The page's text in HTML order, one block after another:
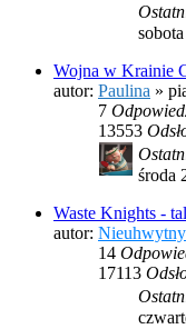
Wojna w Krainie
autor: Paulina »
7
13553
środa
Waste Knights -
autor: Nieuhwytny
14
17113